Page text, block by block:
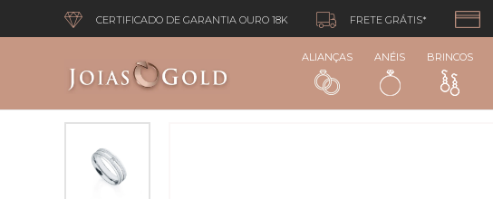
CERTIFICADO DE GARANTIA OURO 18K FRETE GRÁTIS*
ALIANÇAS ANÉIS BRINCOS